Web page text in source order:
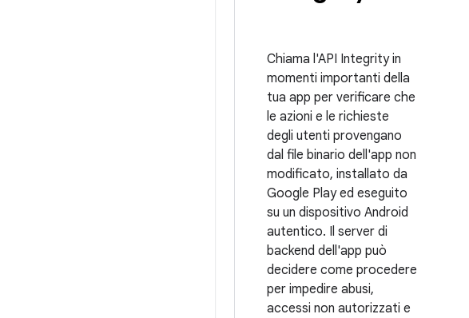
Chiama l'API Integrity in
momenti importanti della
tua app per verificare che
le azioni e le richieste
degli utenti provengano
dal file binario dell'app non
modificato, installato da
Google Play ed eseguito
su un dispositivo Android
autentico. Il server di
backend dell'app può
decidere come procedere
per impedire abusi,
accessi non autorizzati e